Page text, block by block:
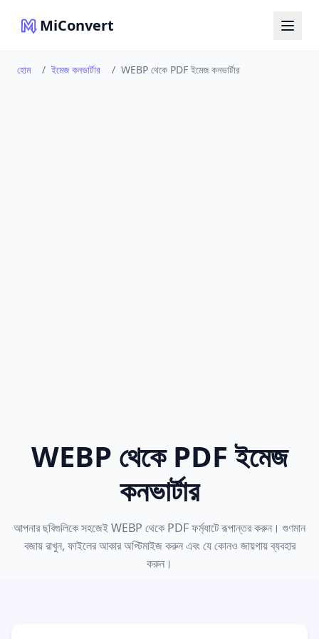
MiConvert
হোম / ইমেজ কনভার্টার / WEBP থেকে PDF ইমেজ কনভার্টার
WEBP থেকে PDF ইমেজ
কনভার্টার
আপনার ছবিগুলিকে সহজেই WEBP থেকে PDF ফর্ম্যাটে রূপান্তর করুন। গুণমান
বজায় রাখুন, ফাইলের আকার অপ্টিমাইজ করুন এবং যে কোনও জায়গায় ব্যবহার
করুন।